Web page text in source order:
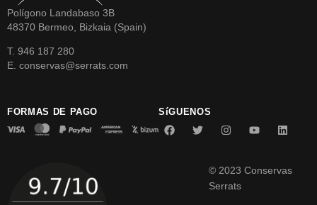
Polígono Landabaso 3B
48370 Bermeo, Bizkaia (Spain)
T. 946 187 280
E. conservas@serrats.com
FORMAS DE PAGO SíGUENOS
© 2023 Conservas
Serrats